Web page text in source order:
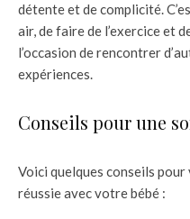
détente et de complicité.
air, de faire de l’exercice et
l’occasion de rencontrer
expériences.
Conseils pour une
Voici quelques conseils
réussie avec votre bébé :